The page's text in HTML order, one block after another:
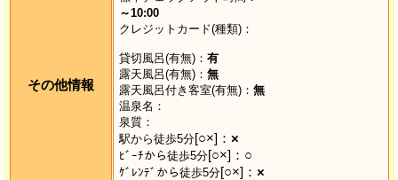
その他情報
～10:00
クレジットカード(種類)：
貸切風呂(有無)： 有
露天風呂(有無)： 無
露天風呂付き客室(有無)： 無
温泉名：
泉質：
駅から徒歩5分[○×]： ×
ﾋﾞｰﾁから徒歩5分[○×]： ○
ｹﾞﾚﾝﾃﾞから徒歩5分[○×]： ×